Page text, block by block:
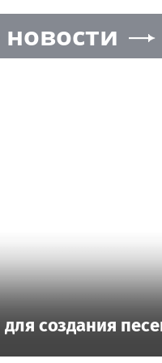
создания